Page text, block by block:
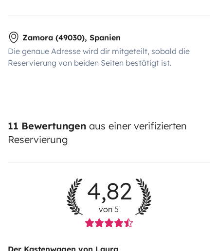
Zamora (49030), Spanien
Die genaue Adresse wird dir mitgeteilt, sobald die
Reservierung von beiden Seiten bestätigt ist.
11 Bewertungen aus einer verifizierten
Reservierung
4,82
von 5
Der Kastenwagen von Laura